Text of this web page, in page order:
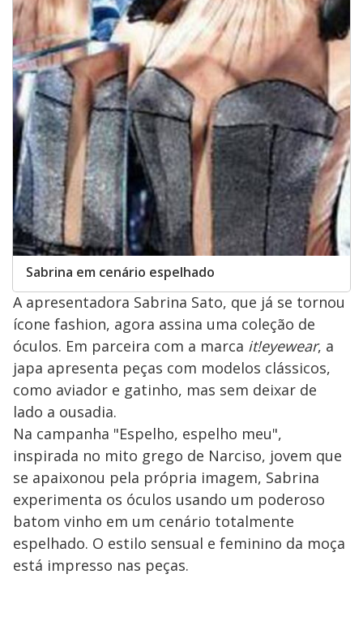
Sabrina em cenário espelhado
A apresentadora Sabrina Sato, que já se tornou
ícone fashion, agora assina uma coleção de
óculos. Em parceira com a marca it!eyewear, a
japa apresenta peças com modelos clássicos,
como aviador e gatinho, mas sem deixar de
lado a ousadia.
Na campanha "Espelho, espelho meu",
inspirada no mito grego de Narciso, jovem que
se apaixonou pela própria imagem, Sabrina
experimenta os óculos usando um poderoso
batom vinho em um cenário totalmente
espelhado. O estilo sensual e feminino da moça
está impresso nas peças.